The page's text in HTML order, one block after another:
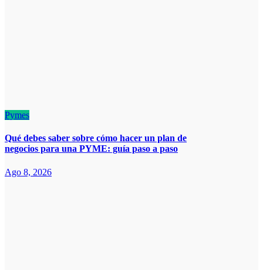
Pymes
Qué debes saber sobre cómo hacer un plan de
negocios para una PYME: guía paso a paso
Ago 8, 2026